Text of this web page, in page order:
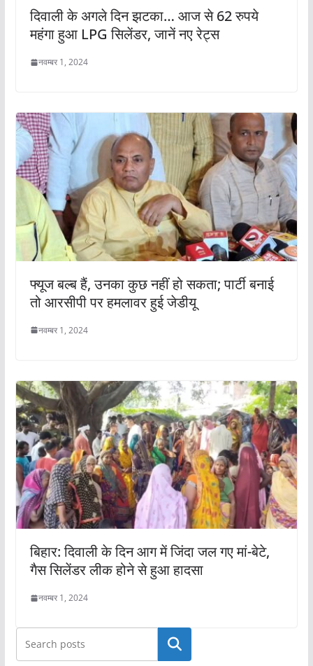
दिवाली के अगले दिन झटका… आज से 62 रुपये
महंगा हुआ LPG सिलेंडर, जानें नए रेट्स
नवम्बर 1, 2024
फ्यूज बल्ब हैं, उनका कुछ नहीं हो सकता; पार्टी बनाई
तो आरसीपी पर हमलावर हुई जेडीयू
नवम्बर 1, 2024
बिहार: दिवाली के दिन आग में जिंदा जल गए मां-बेटे,
गैस सिलेंडर लीक होने से हुआ हादसा
नवम्बर 1, 2024
खोजें